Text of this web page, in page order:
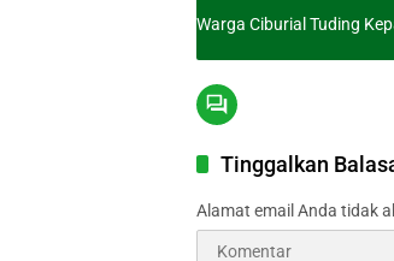
Warga Ciburial Tuding
Tinggalkan
Alamat email Anda tidak